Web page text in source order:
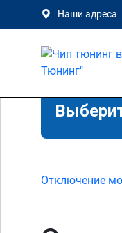
Наши адреса
Отключение